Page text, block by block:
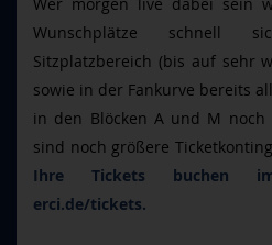
Wunschplätze schnell
Sitzplatzbereich (bis auf sehr
sowie in der Fankurve bereits
in den Blöcken A und M noch
sind noch größere
Ihre Tickets buchen
erci.de/tickets.